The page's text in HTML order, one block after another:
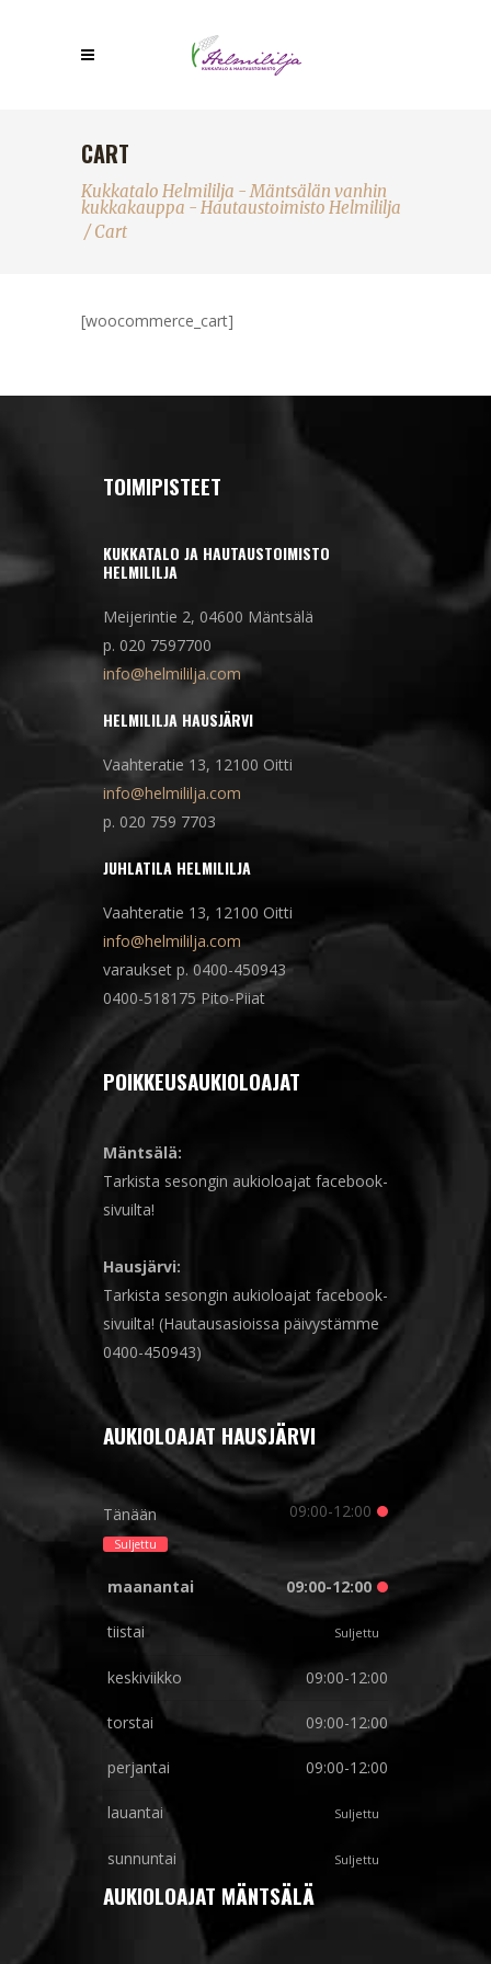
CART
Kukkatalo Helmililja - Mäntsälän vanhin
kukkakauppa - Hautaustoimisto Helmililja
/Cart
[woocommerce_cart]
TOIMIPISTEET
KUKKATALO JA HAUTAUSTOIMISTO
HELMILILJA
Meijerintie 2, 04600 Mäntsälä
p. 020 7597700
info@helmililja.com
HELMILILJA HAUSJÄRVI
Vaahteratie 13, 12100 Oitti
info@helmililja.com
p. 020 759 7703
JUHLATILA HELMILILJA
Vaahteratie 13, 12100 Oitti
info@helmililja.com
varaukset p. 0400-450943
0400-518175 Pito-Piiat
POIKKEUSAUKIOLOAJAT
Mäntsälä:
Tarkista sesongin aukioloajat facebook-
sivuilta!
Hausjärvi:
Tarkista sesongin aukioloajat facebook-
sivuilta! (Hautausasioissa päivystämme
0400-450943)
AUKIOLOAJAT HAUSJÄRVI
Tänään
Suljettu
09:00-12:00
maanantai 09:00-12:00
tiistai Suljettu
keskiviikko 09:00-12:00
torstai 09:00-12:00
perjantai 09:00-12:00
lauantai Suljettu
sunnuntai Suljettu
AUKIOLOAJAT MÄNTSÄLÄ